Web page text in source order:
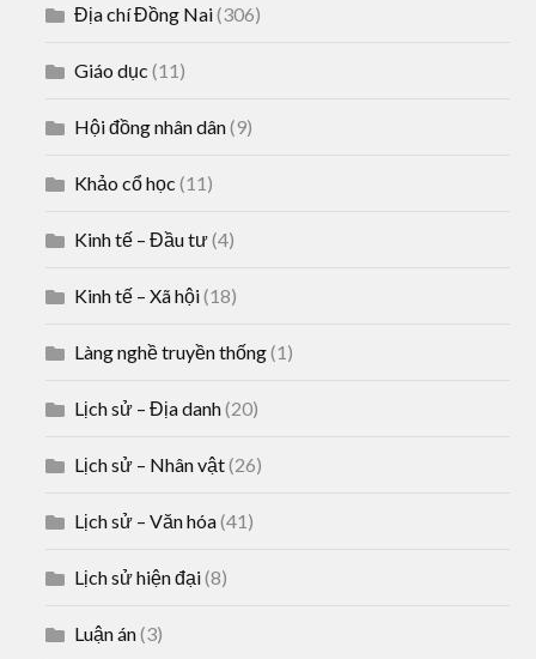
Địa chí Đồng Nai(306)
Giáo dục (11)
Hội đồng nhân dân(9)
Khảo cổ học (11)
Kinh tế – Đầu tư(4)
Kinh tế – Xã hội(18)
Làng nghề truyền thống(1)
Lịch sử – Địa danh(20)
Lịch sử – Nhân vật(26)
Lịch sử – Văn hóa(41)
Lịch sử hiện đại(8)
Luận án(3)